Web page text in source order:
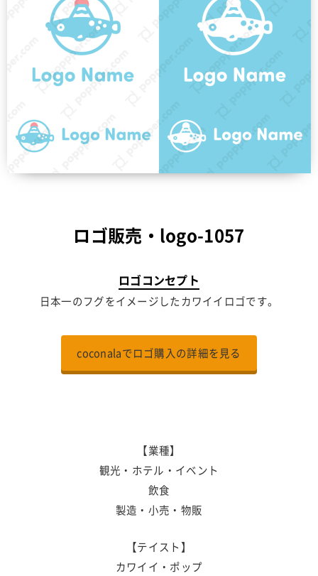
ロゴ販売・logo-1057
ロゴコンセプト
日本一のフグをイメージしたカワイイロゴです。
coconalaでロゴ購入の詳細を見る
【業種】
観光・ホテル・イベント
飲食
製造・小売・物販
【テイスト】
カワイイ・ポップ